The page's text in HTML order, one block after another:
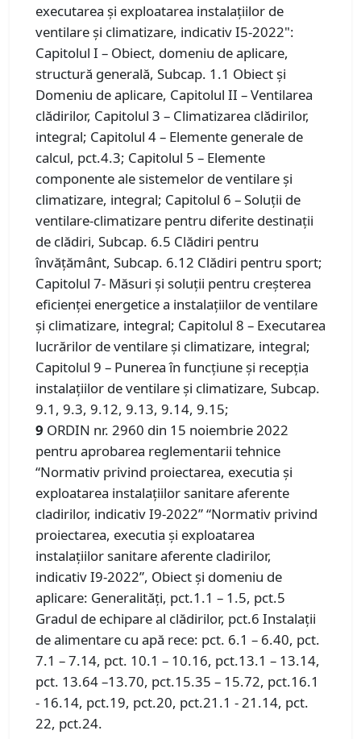
executarea şi exploatarea instalaţiilor de
ventilare şi climatizare, indicativ I5-2022":
Capitolul I – Obiect, domeniu de aplicare,
structură generală, Subcap. 1.1 Obiect și
Domeniu de aplicare, Capitolul II – Ventilarea
clădirilor, Capitolul 3 – Climatizarea clădirilor,
integral; Capitolul 4 – Elemente generale de
calcul, pct.4.3; Capitolul 5 – Elemente
componente ale sistemelor de ventilare și
climatizare, integral; Capitolul 6 – Soluții de
ventilare-climatizare pentru diferite destinații
de clădiri, Subcap. 6.5 Clădiri pentru
învățământ, Subcap. 6.12 Clădiri pentru sport;
Capitolul 7- Măsuri și soluții pentru creșterea
eficienței energetice a instalațiilor de ventilare
și climatizare, integral; Capitolul 8 – Executarea
lucrărilor de ventilare și climatizare, integral;
Capitolul 9 – Punerea în funcțiune și recepția
instalațiilor de ventilare și climatizare, Subcap.
9.1, 9.3, 9.12, 9.13, 9.14, 9.15;
9 ORDIN nr. 2960 din 15 noiembrie 2022
pentru aprobarea reglementarii tehnice
“Normativ privind proiectarea, executia şi
exploatarea instalaţiilor sanitare aferente
cladirilor, indicativ I9-2022” “Normativ privind
proiectarea, executia şi exploatarea
instalaţiilor sanitare aferente cladirilor,
indicativ I9-2022”, Obiect și domeniu de
aplicare: Generalități, pct.1.1 – 1.5, pct.5
Gradul de echipare al clădirilor, pct.6 Instalații
de alimentare cu apă rece: pct. 6.1 – 6.40, pct.
7.1 – 7.14, pct. 10.1 – 10.16, pct.13.1 – 13.14,
pct. 13.64 –13.70, pct.15.35 – 15.72, pct.16.1
- 16.14, pct.19, pct.20, pct.21.1 - 21.14, pct.
22, pct.24.